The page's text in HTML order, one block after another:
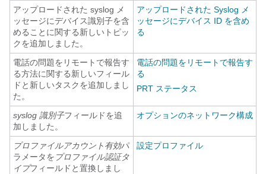
アップロードされた syslog メ
ッセージにデバイス識別子を含
めることに関する新しいトピッ
クを追加しました。
アップロードされた Syslog メ
ッセージにデバイス ID を含め
る
電話の問題をリモートで報告す
る方法に関する新しいフィール
ドと新しいタスクを追加しまし
た。
電話の問題をリモートで報告す
る
PRT ステータス
syslog 識別子フィールドを追
加しました。
オプションのネットワーク構成
プロファイルアカウント有効パ
ラメータを プロファイル認証タ
イプフィールドと置換しまし
設定プロファイル